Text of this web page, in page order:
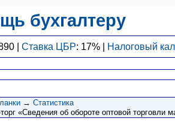
бухгалтеру
| Ставка ЦБР: 17% | Налоговый
→ Статистика
«Сведения об обороте оптовой торговли